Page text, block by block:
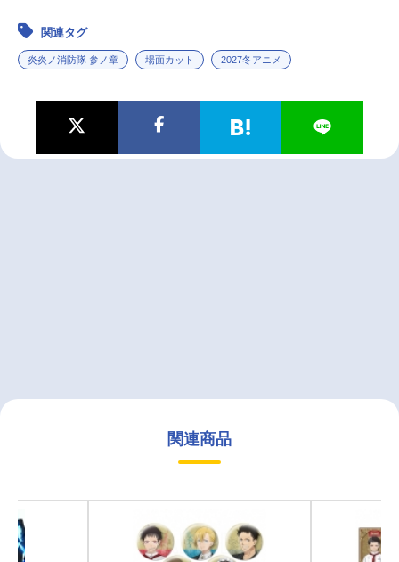
関連タグ
炎炎ノ消防隊 参ノ章 場面カット 2027冬アニメ
関連商品